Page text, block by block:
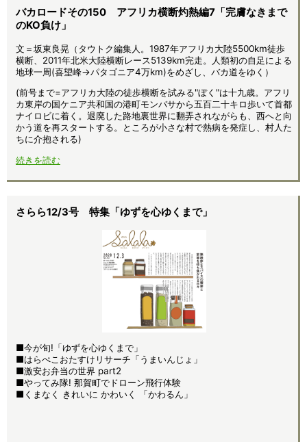
バカロードその150 アフリカ横断灼熱編7「完膚なきまで
のKO負け」
文＝坂東良晃（タウトク編集人。1987年アフリカ大陸5500km徒歩
横断、2011年北米大陸横断レース5139km完走。人類初の自足による
地球一周(喜望峰→パタゴニア4万km)をめざし、バカ道をゆく）
(前号まで=アフリカ大陸の徒歩横断を試みる"ぼく"は十九歳。アフリ
カ東岸の国ケニア共和国の港町モンバサから五百二十キロ歩いて首都
ナイロビに着く。退廃した路地裏世界に翻弄されながらも、西へと向
かう道を再スタートする。ところが小さな村で熱病を発症し、村人た
ちに介抱される)
続きを読む
さらら12/3号 特集「ゆずを心ゆくまで」
■今が旬!「ゆずを心ゆくまで」
■はらぺこおたすけリサーチ「うまいんじょ」
■激安お弁当の世界 part2
■やってみ隊! 那賀町でドローン飛行体験
■くまなく きれいに かわいく 「かわるん」